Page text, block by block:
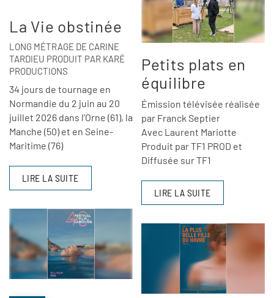
La Vie obstinée
LONG MÉTRAGE DE CARINE
TARDIEU PRODUIT PAR KARÉ
PRODUCTIONS
34 jours de tournage en
Normandie du 2 juin au 20
juillet 2026 dans l’Orne (61), la
Manche (50) et en Seine-
Maritime (76)
LIRE LA SUITE
Petits plats en
équilibre
Émission télévisée réalisée
par Franck Septier
Avec Laurent Mariotte
Produit par TF1 PROD et
Diffusée sur TF1
LIRE LA SUITE